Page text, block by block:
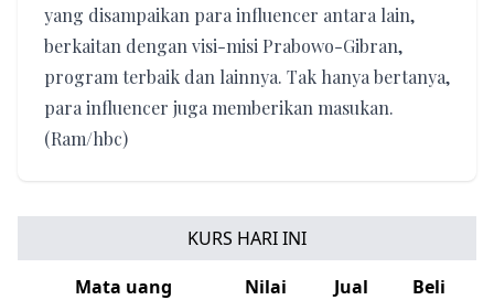
yang disampaikan para influencer antara lain,
berkaitan dengan visi-misi Prabowo-Gibran,
program terbaik dan lainnya. Tak hanya bertanya,
para influencer juga memberikan masukan.
(Ram/hbc)
KURS HARI INI
Mata uang
Nilai Jual Beli